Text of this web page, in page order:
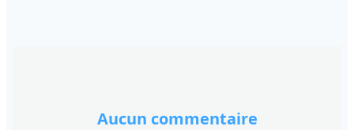
Aucun commentaire